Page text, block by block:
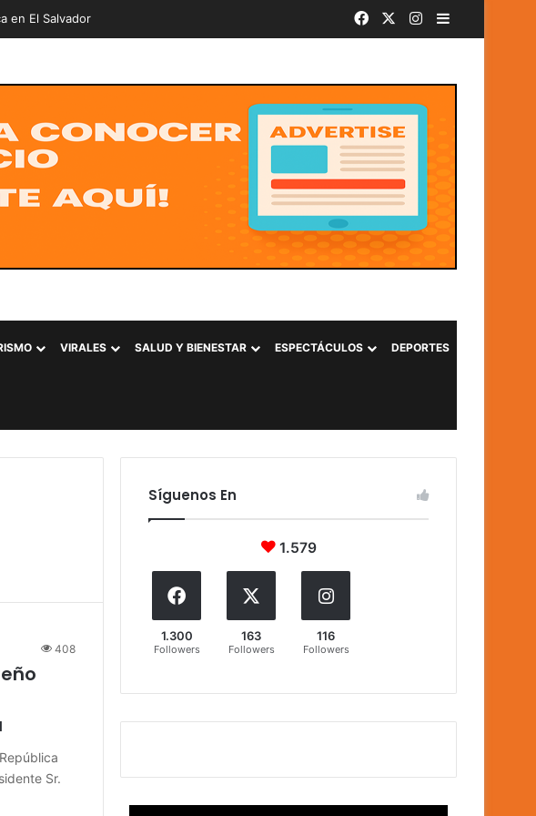
en El Salvador Facebook Instagram
VIRALES SALUD Y BIENESTAR ESPECTÁCULOS DEPORTES
408
Sr.
Síguenos En
1.579
1.300
Followers
163
Followers
116
Followers